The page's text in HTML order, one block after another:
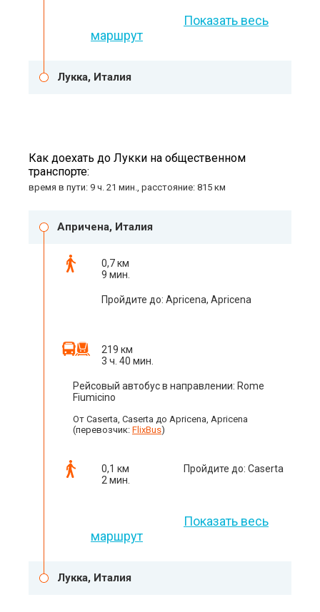
Показать весь
маршрут
Лукка, Италия
Как доехать до Лукки на общественном
транспорте:
время в пути: 9 ч. 21 мин., расстояние: 815 км
Апричена, Италия
0,7 км
9 мин.
Пройдите до: Apricena, Apricena
219 км
3 ч. 40 мин.
Рейсовый автобус в направлении: Rome
Fiumicino
От Caserta, Caserta до Apricena, Apricena
(перевозчик: FlixBus)
0,1 км
2 мин.
Пройдите до: Caserta
Показать весь
маршрут
Лукка, Италия